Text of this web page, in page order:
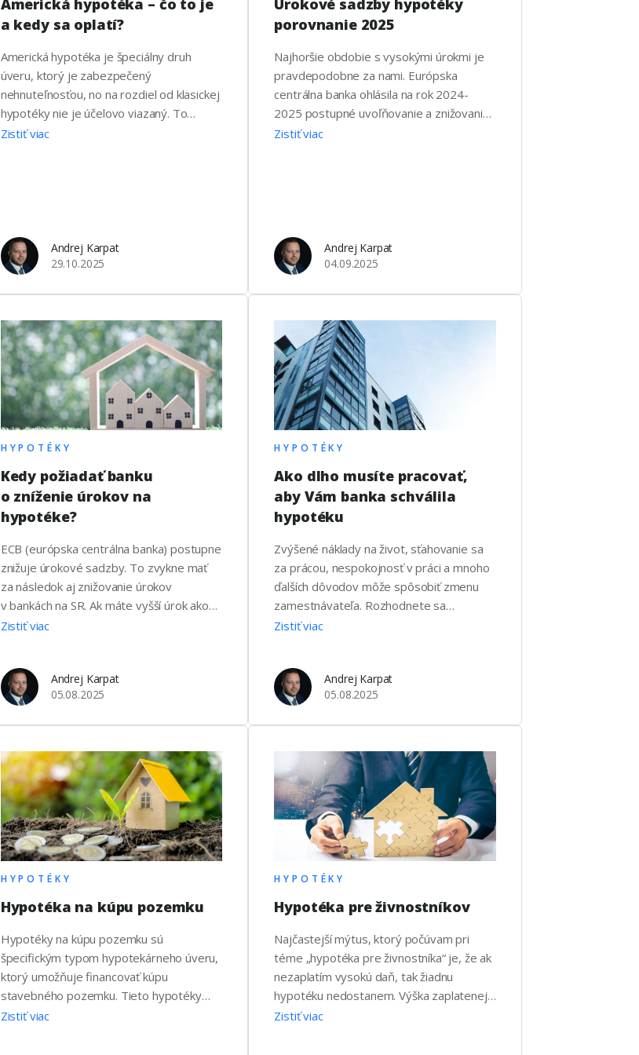
Americká hypotéka – čo to je
a kedy sa oplatí?
Americká hypotéka je špeciálny druh
úveru, ktorý je zabezpečený
nehnuteľnosťou, no na rozdiel od klasickej
hypotéky nie je účelovo viazaný. To
znamená, že peniaze z americkej
Výhody americkej …
Zistiť viac
Andrej Karpat
29.10.2025
Úrokové sadzby hypotéky
porovnanie 2025
Najhoršie obdobie s vysokými úrokmi je
pravdepodobne za nami. Európska
centrálna banka ohlásila na rok 2024-
2025 postupné uvoľňovanie a znižovanie
úrokových sadzieb. Všetko ale bude
nezohľadňujú individuálne potreby
a konkrétnu situáciu klienta. Úroky sú totiž
Zistiť viac
Andrej Karpat
04.09.2025
HYPOTÉKY
Kedy požiadať banku
o zníženie úrokov na
hypotéke?
ECB (európska centrálna banka) postupne
znižuje úrokové sadzby. To zvykne mať
za následok aj znižovanie úrokov
v bankách na SR. Ak máte vyšší úrok ako
súčasne ponúka trh, tak zrejme
úpravu úroku? Pri snahe o zníženie Vášho
úroku máte obyčajne dve možnosti: Kedy
Zistiť viac
Andrej Karpat
05.08.2025
HYPOTÉKY
Ako dlho musíte pracovať,
aby Vám banka schválila
hypotéku
Zvýšené náklady na život, sťahovanie sa
za prácou, nespokojnosť v práci a mnoho
ďalších dôvodov môže spôsobiť zmenu
zamestnávateľa. Rozhodnete sa
vybavovať financovanie bývania, ale
bude mať na schválenie hypotéky? Na čo
si musíte dať pozor, aby Vám banka
Zistiť viac
Andrej Karpat
05.08.2025
HYPOTÉKY
Hypotéka na kúpu pozemku
Hypotéky na kúpu pozemku sú
špecifickým typom hypotekárneho úveru,
ktorý umožňuje financovať kúpu
stavebného pozemku. Tieto hypotéky
majú špeciálne podmienky, ktoré ich
Zistiť viac
HYPOTÉKY
Hypotéka pre živnostníkov
Najčastejší mýtus, ktorý počúvam pri
téme „hypotéka pre živnostníka“ je, že ak
nezaplatím vysokú daň, tak žiadnu
hypotéku nedostanem. Výška zaplatenej
dane však nie je jediným kritériom pri
Zistiť viac